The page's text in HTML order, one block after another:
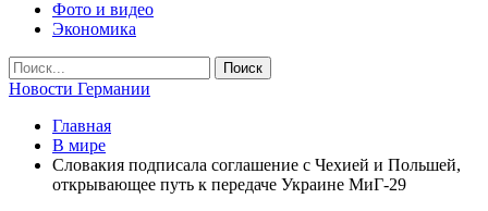
Фото и видео
Экономика
Новости Германии
Главная
В мире
Словакия подписала соглашение с Чехией и Польшей,
открывающее путь к передаче Украине МиГ-29